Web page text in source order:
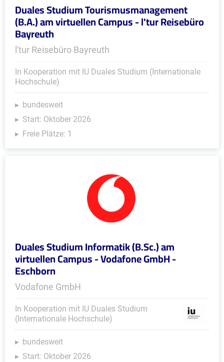
Duales Studium Tourismusmanagement
(B.A.) am virtuellen Campus - l'tur Reisebüro
Bayreuth
l'tur Reisebüro Bayreuth
In Kooperation mit IU Duales Studium (Internationale
Hochschule)
bundesweit
Start: Oktober 2026
Freie Plätze: 1
Duales Studium Informatik (B.Sc.) am
virtuellen Campus - Vodafone GmbH -
Eschborn
Vodafone GmbH
In Kooperation mit IU Duales Studium
(Internationale Hochschule)
bundesweit
Start: Oktober 2026